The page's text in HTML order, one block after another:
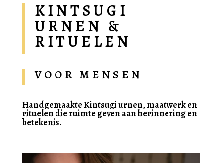
KINTSUGI
URNEN &
RITUELEN
VOOR MENSEN
Handgemaakte Kintsugi urnen, maatwerk en
rituelen die ruimte geven aan herinnering en
betekenis.